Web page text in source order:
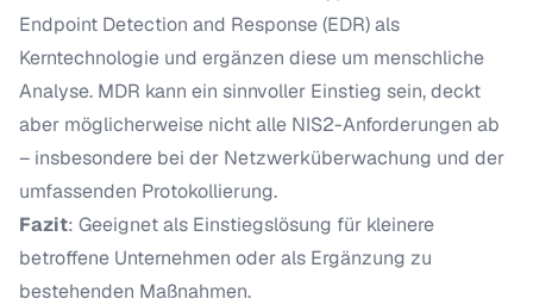
Endpoint Detection and Response (EDR) als
Kerntechnologie und ergänzen diese um menschliche
Analyse. MDR kann ein sinnvoller Einstieg sein, deckt
aber möglicherweise nicht alle NIS2-Anforderungen ab
– insbesondere bei der Netzwerküberwachung und der
umfassenden Protokollierung.
Fazit: Geeignet als Einstiegslösung für kleinere
betroffene Unternehmen oder als Ergänzung zu
bestehenden Maßnahmen.